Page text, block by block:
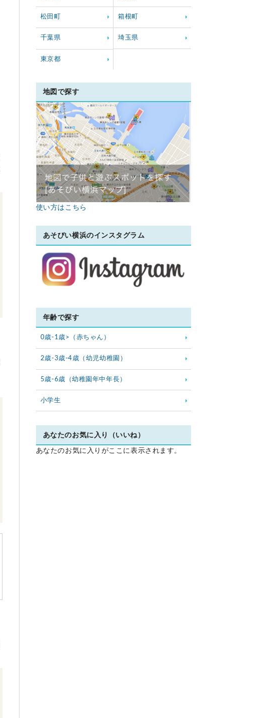
松田町 箱根町
千葉県 埼玉県
東京都
地図で探す
使い方はこちら
あそびい横浜のインスタグラム
年齢で探す
0歳-1歳>（赤ちゃん）
2歳-3歳-4歳（幼児幼稚園）
5歳-6歳（幼稚園年中年長）
小学生
あなたのお気に入り（いいね）
あなたのお気に入りがここに表示されます。